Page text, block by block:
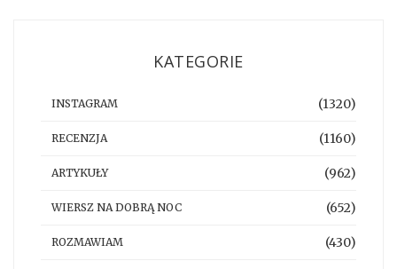
KATEGORIE
INSTAGRAM (1320)
RECENZJA (1160)
ARTYKUŁY (962)
WIERSZ NA DOBRĄ NOC (652)
ROZMAWIAM (430)